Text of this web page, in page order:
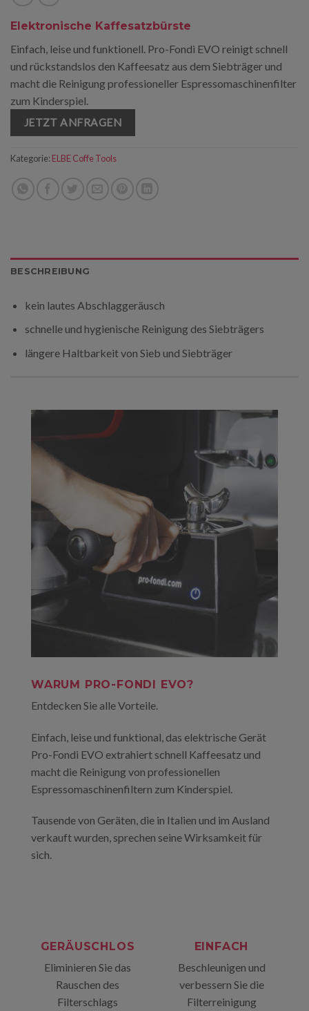
Elektronische Kaffesatzbürste
Einfach, leise und funktionell. Pro-Fondi EVO reinigt schnell
und rückstandslos den Kaffeesatz aus dem Siebträger und
macht die Reinigung professioneller Espressomaschinenfilter
zum Kinderspiel.
JETZT ANFRAGEN
Kategorie: ELBE Coffe Tools
BESCHREIBUNG
kein lautes Abschlaggeräusch
schnelle und hygienische Reinigung des Siebträgers
längere Haltbarkeit von Sieb und Siebträger
WARUM PRO-FONDI EVO?
Entdecken Sie alle Vorteile.
Einfach, leise und funktional, das elektrische Gerät
Pro-Fondi EVO extrahiert schnell Kaffeesatz und
macht die Reinigung von professionellen
Espressomaschinenfiltern zum Kinderspiel.
Tausende von Geräten, die in Italien und im Ausland
verkauft wurden, sprechen seine Wirksamkeit für
sich.
GERÄUSCHLOS
Eliminieren Sie das
Rauschen des
Filterschlags
EINFACH
Beschleunigen und
verbessern Sie die
Filterreinigung